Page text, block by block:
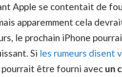
Apple se contentait de
apparemment cela
le prochain iPhone
Si les rumeurs disent
être fourni avec un